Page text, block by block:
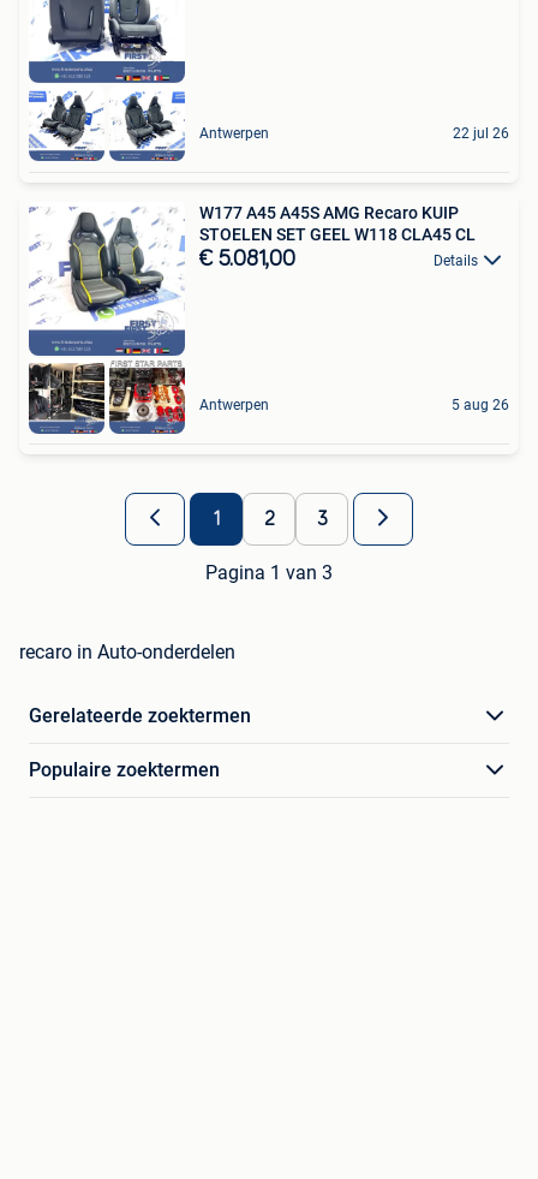
Antwerpen 22 jul 26
W177 A45 A45S AMG Recaro KUIP
STOELEN SET GEEL W118 CLA45 CL
€ 5.081,00 Details
Antwerpen 5 aug 26
1 2 3
Pagina 1 van 3
recaro in Auto-onderdelen
Gerelateerde zoektermen
Populaire zoektermen